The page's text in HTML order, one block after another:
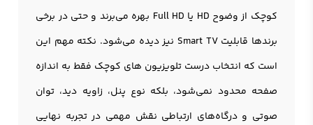
کوچک از وضوح HD یا Full HD بهره می‌برند و حتی در برخی
برندها قابلیت Smart TV نیز دیده می‌شود. نکته مهم این
است که انتخاب درستتلویزیون های کوچک فقط به اندازه
صفحه محدود نمی‌شود، بلکه نوع پنل، زاویه دید، توان
صوتی و درگاه‌های ارتباطی نقش مهمی در تجربه نهایی